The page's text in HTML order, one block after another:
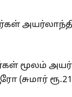
மூலம்
(சுமார்